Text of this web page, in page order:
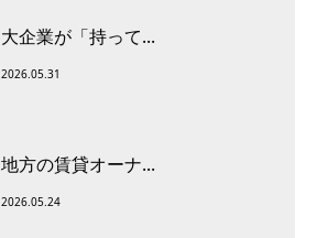
大企業が「持って...
2026.05.31
地方の賃貸オーナ...
2026.05.24